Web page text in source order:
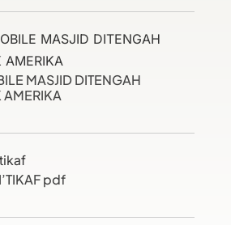
MASJID DITENGAH
AMERIKA
pdf